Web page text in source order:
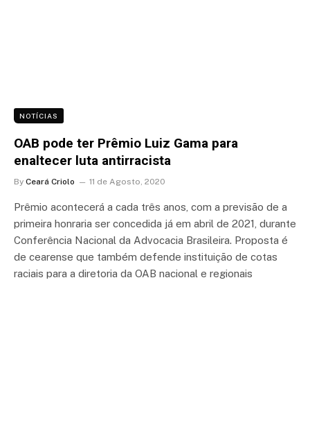
NOTÍCIAS
OAB pode ter Prêmio Luiz Gama para
enaltecer luta antirracista
By Ceará Criolo 11 de Agosto, 2020
Prêmio acontecerá a cada três anos, com a previsão de a
primeira honraria ser concedida já em abril de 2021, durante
Conferência Nacional da Advocacia Brasileira. Proposta é
de cearense que também defende instituição de cotas
raciais para a diretoria da OAB nacional e regionais